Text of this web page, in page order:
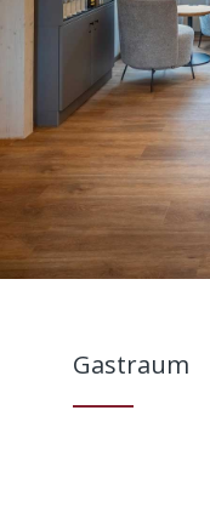
Gastraum